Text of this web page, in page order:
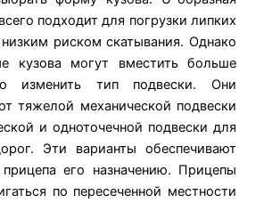
подходит для погрузки липких
риском скатывания. Однако
кузова могут вместить больше
изменить тип подвески. Они
тяжелой механической подвески
и одноточечной подвески для
Эти варианты обеспечивают
прицепа его назначению. Прицепы
по пересеченной местности